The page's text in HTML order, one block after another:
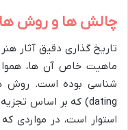
چالش ها و روش های
تاریخ گذاری دقیق آثار
ماهیت خاص آن ها،
استوار است، در مواردی